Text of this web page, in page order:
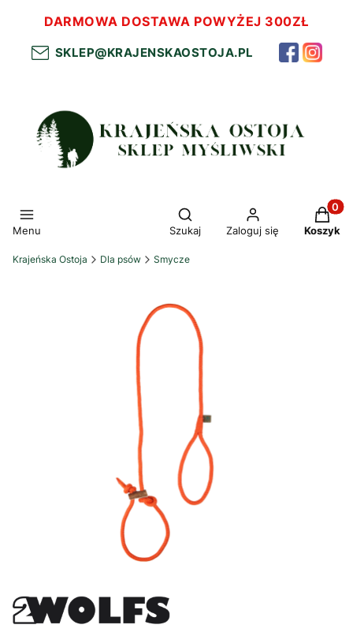
DARMOWA DOSTAWA POWYŻEJ 300ZŁ
SKLEP@KRAJENSKAOSTOJA.PL
Menu
Otwórz wyszukiwarkę
Szukaj Zaloguj się Koszyk
Krajeńska Ostoja Dla psów Smycze